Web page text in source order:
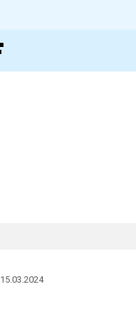
15.03.2024